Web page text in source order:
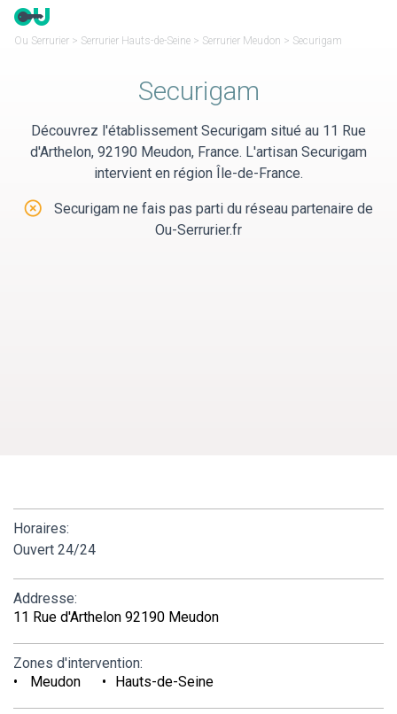
Panneau de gestion des cookies
Ou Serrurier > Serrurier Hauts-de-Seine > Serrurier Meudon > Securigam
Securigam
Découvrez l'établissement Securigam situé au 11 Rue
d'Arthelon, 92190 Meudon, France. L'artisan Securigam
intervient en région Île-de-France.
Securigam ne fais pas parti du réseau partenaire de
Ou-Serrurier.fr
Horaires:
Ouvert 24/24
Addresse:
11 Rue d'Arthelon 92190 Meudon
Zones d'intervention:
Meudon
Hauts-de-Seine